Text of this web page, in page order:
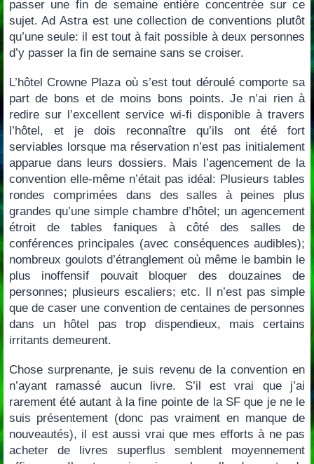
passer une fin de semaine entière concentrée sur ce
sujet. Ad Astra est une collection de conventions plutôt
qu’une seule: il est tout à fait possible à deux personnes
d’y passer la fin de semaine sans se croiser.
L’hôtel Crowne Plaza où s’est tout déroulé comporte sa
part de bons et de moins bons points. Je n’ai rien à
redire sur l’excellent service wi-fi disponible à travers
l’hôtel, et je dois reconnaître qu’ils ont été fort
serviables lorsque ma réservation n’est pas initialement
apparue dans leurs dossiers. Mais l’agencement de la
convention elle-même n’était pas idéal: Plusieurs tables
rondes comprimées dans des salles à peines plus
grandes qu’une simple chambre d’hôtel; un agencement
étroit de tables faniques à côté des salles de
conférences principales (avec conséquences audibles);
nombreux goulots d’étranglement où même le bambin le
plus inoffensif pouvait bloquer des douzaines de
personnes; plusieurs escaliers; etc. Il n’est pas simple
que de caser une convention de centaines de personnes
dans un hôtel pas trop dispendieux, mais certains
irritants demeurent.
Chose surprenante, je suis revenu de la convention en
n’ayant ramassé aucun livre. S’il est vrai que j’ai
rarement été autant à la fine pointe de la SF que je ne le
suis présentement (donc pas vraiment en manque de
nouveautés), il est aussi vrai que mes efforts à ne pas
acheter de livres superflus semblent moyennement